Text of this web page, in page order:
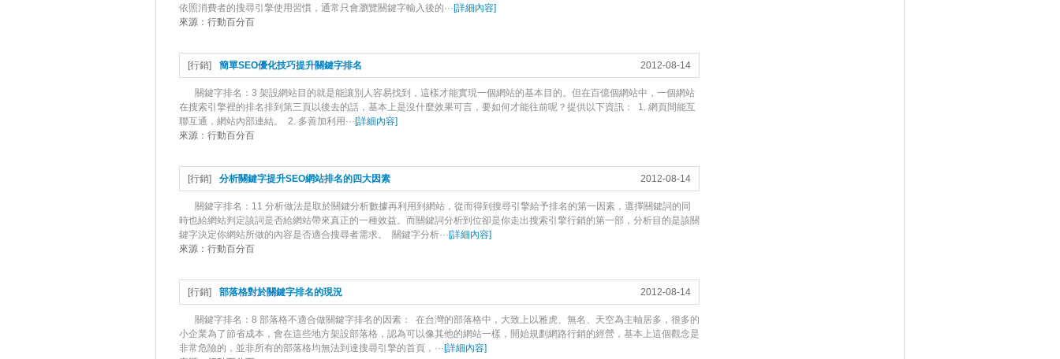
依照消費者的搜尋引擎使用習慣，通常只會瀏覽關鍵字輸入後的···[詳細內容]
來源： 行動百分百
2012-08-14
[行銷] 簡單SEO優化技巧提升關鍵字排名
關鍵字排名：3 架設網站目的就是能讓別人容易找到，這樣才能實現一個網站的基本目的。但在百億個網站中，一個網站
在搜索引擎裡的排名排到第三頁以後去的話，基本上是沒什麼效果可言，要如何才能往前呢？提供以下資訊： 1. 網頁間能互
聯互通，網站內部連結。 2. 多善加利用···[詳細內容]
來源： 行動百分百
2012-08-14
[行銷] 分析關鍵字提升SEO網站排名的四大因素
關鍵字排名：11 分析做法是取於關鍵分析數據再利用到網站，從而得到搜尋引擎給予排名的第一因素，選擇關鍵詞的同
時也給網站判定該詞是否給網站帶來真正的一種效益。而關鍵詞分析到位卻是你走出搜索引擎行銷的第一部，分析目的是該關
鍵字決定你網站所做的內容是否適合搜尋者需求。 關鍵字分析···[詳細內容]
來源： 行動百分百
2012-08-14
[行銷] 部落格對於關鍵字排名的現況
關鍵字排名：8 部落格不適合做關鍵字排名的因素： 在台灣的部落格中，大致上以雅虎、無名、天空為主軸居多，很多的
小企業為了節省成本，會在這些地方架設部落格，認為可以像其他的網站一樣，開始規劃網路行銷的經營，基本上這個觀念是
非常危險的，並非所有的部落格均無法到達搜尋引擎的首頁，···[詳細內容]